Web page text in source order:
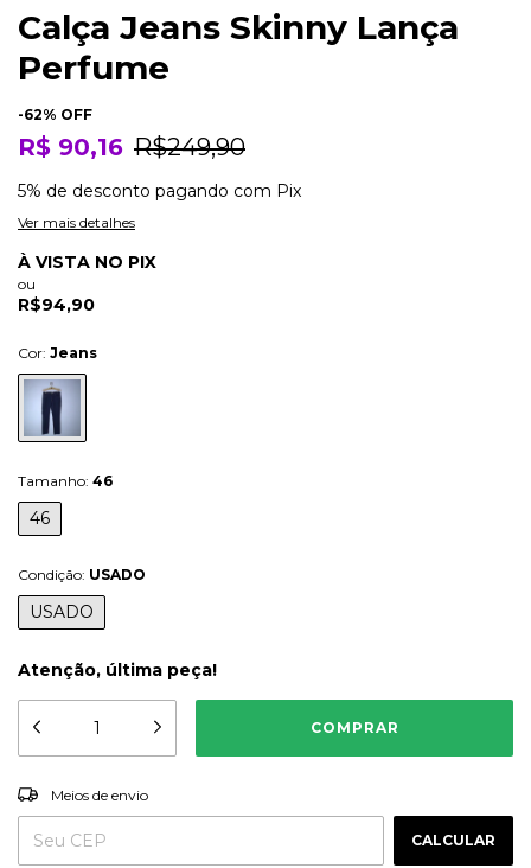
Calça Jeans Skinny Lança
Perfume
-62% OFF
R$ 90,16 R$249,90
5% de desconto pagando com Pix
Ver mais detalhes
À VISTA NO PIX
ou
R$94,90
Cor: Jeans
Tamanho: 46
46
Condição: USADO
USADO
Atenção, última peça!
Entregas para o CEP:
Meios de envio
CALCULAR